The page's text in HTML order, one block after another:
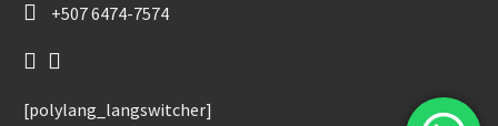
+507 6474-7574
[polylang_langswitcher]